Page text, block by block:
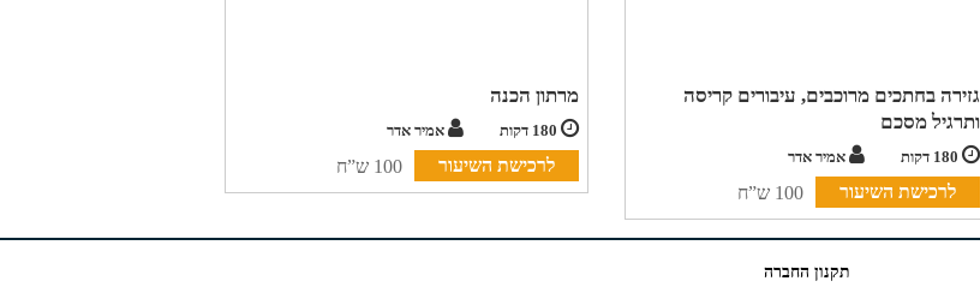
גזירה בחתכים מרוכבים, עיבורים קריסה
ותרגיל מסכם
אמיר אדר
לרכישת השיעור 100 ש”ח
מרתון הכנה
180 דקות אמיר אדר
לרכישת השיעור 100 ש”ח
תקנון החברה